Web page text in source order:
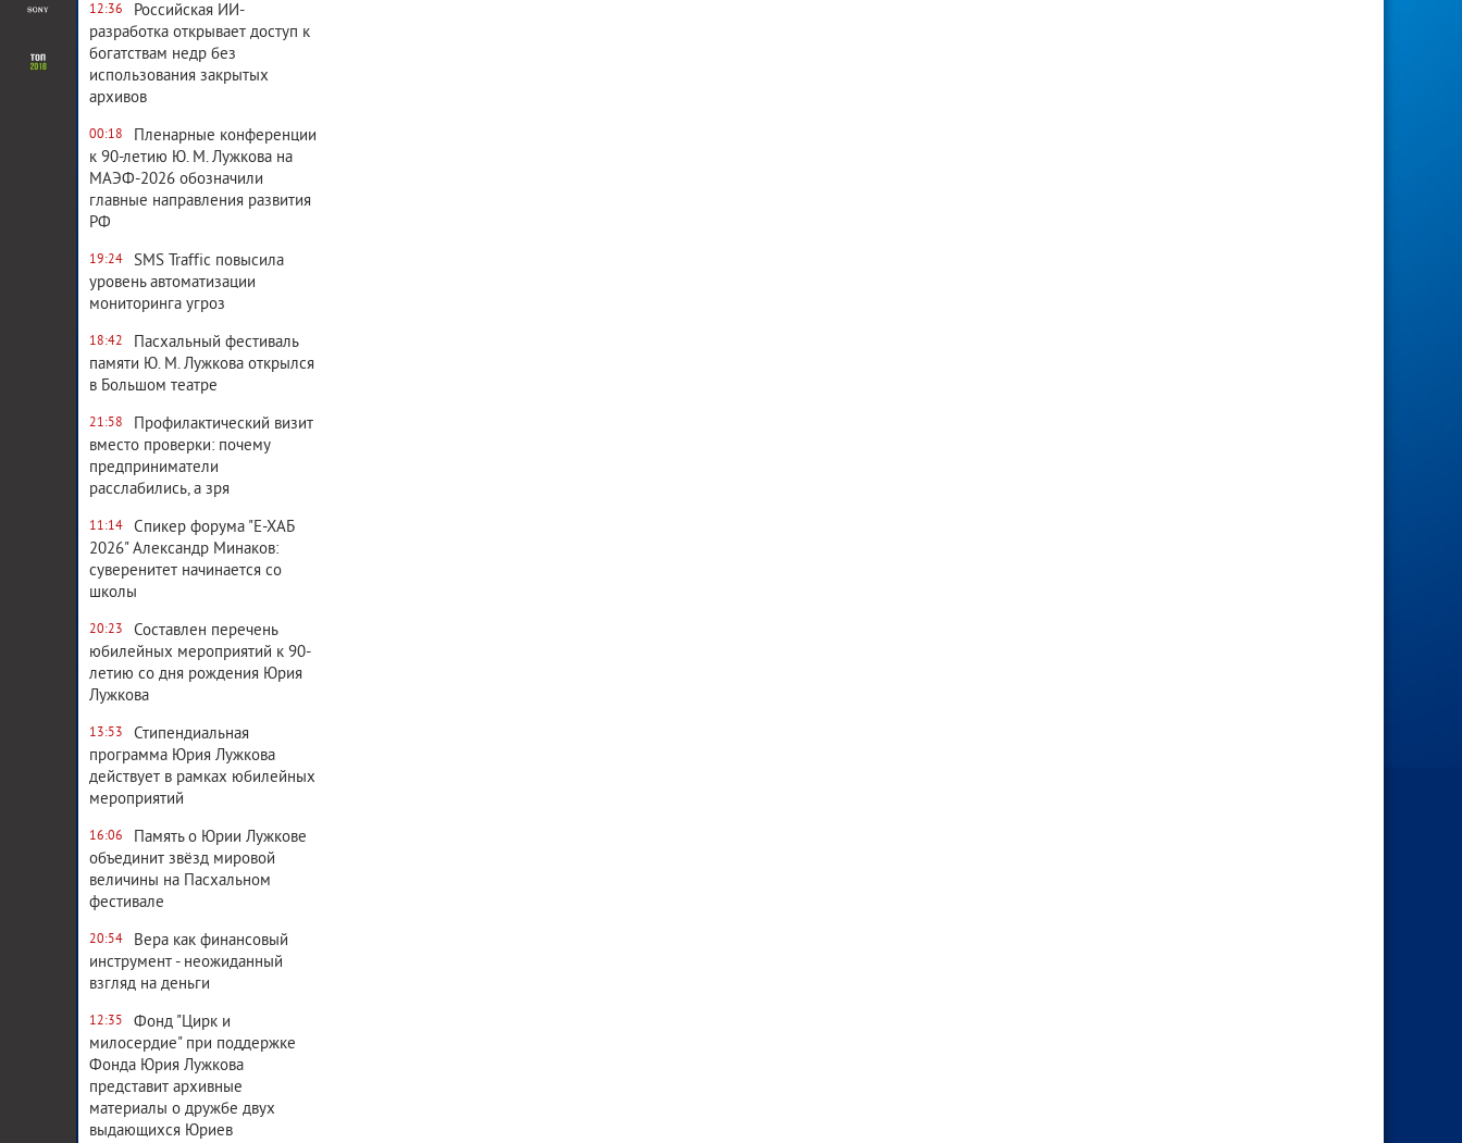
12:36
Российская ИИ-
разработка открывает доступ к
богатствам недр без
использования закрытых
архивов
00:18
Пленарные конференции
к 90-летию Ю. М. Лужкова на
МАЭФ-2026 обозначили
главные направления развития
РФ
19:24
SMS Traffic повысила
уровень автоматизации
мониторинга угроз
18:42
Пасхальный фестиваль
памяти Ю. М. Лужкова открылся
в Большом театре
21:58
Профилактический визит
вместо проверки: почему
предприниматели
расслабились, а зря
11:14
Спикер форума "Е-ХАБ
2026" Александр Минаков:
суверенитет начинается со
школы
20:23
Составлен перечень
юбилейных мероприятий к 90-
летию со дня рождения Юрия
Лужкова
13:53
Стипендиальная
программа Юрия Лужкова
действует в рамках юбилейных
мероприятий
16:06
Память о Юрии Лужкове
объединит звёзд мировой
величины на Пасхальном
фестивале
20:54
Вера как финансовый
инструмент - неожиданный
взгляд на деньги
12:35
Фонд "Цирк и
милосердие" при поддержке
Фонда Юрия Лужкова
представит архивные
материалы о дружбе двух
выдающихся Юриев